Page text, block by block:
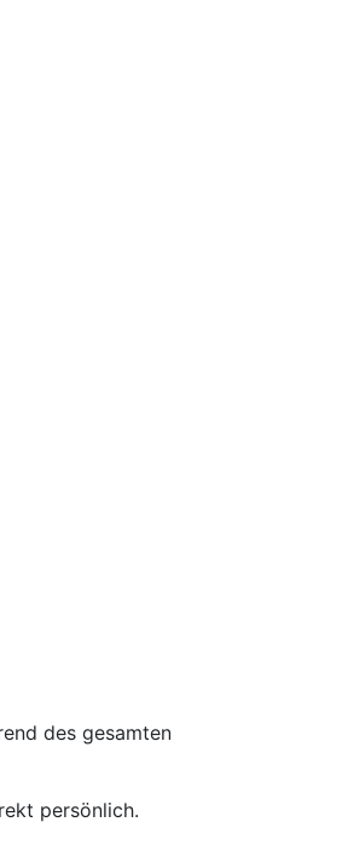
des gesamten
persönlich.